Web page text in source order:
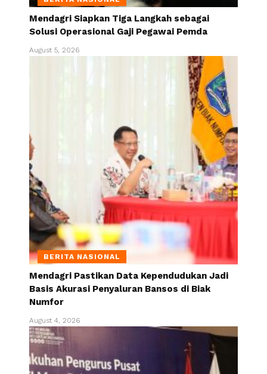
Mendagri Siapkan Tiga Langkah sebagai
Solusi Operasional Gaji Pegawai Pemda
August 5, 2026
BERITA NASIONAL
Mendagri Pastikan Data Kependudukan Jadi
Basis Akurasi Penyaluran Bansos di Biak
Numfor
August 4, 2026